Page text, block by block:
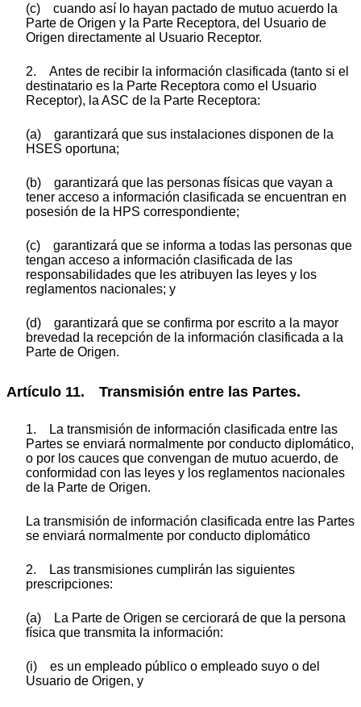
(c) cuando así lo hayan pactado de mutuo acuerdo la
Parte de Origen y la Parte Receptora, del Usuario de
Origen directamente al Usuario Receptor.
2. Antes de recibir la información clasificada (tanto si el
destinatario es la Parte Receptora como el Usuario
Receptor), la ASC de la Parte Receptora:
(a) garantizará que sus instalaciones disponen de la
HSES oportuna;
(b) garantizará que las personas físicas que vayan a
tener acceso a información clasificada se encuentran en
posesión de la HPS correspondiente;
(c) garantizará que se informa a todas las personas que
tengan acceso a información clasificada de las
responsabilidades que les atribuyen las leyes y los
reglamentos nacionales; y
(d) garantizará que se confirma por escrito a la mayor
brevedad la recepción de la información clasificada a la
Parte de Origen.
Artículo 11. Transmisión entre las Partes.
1. La transmisión de información clasificada entre las
Partes se enviará normalmente por conducto diplomático,
o por los cauces que convengan de mutuo acuerdo, de
conformidad con las leyes y los reglamentos nacionales
de la Parte de Origen.
La transmisión de información clasificada entre las Partes
se enviará normalmente por conducto diplomático
2. Las transmisiones cumplirán las siguientes
prescripciones:
(a) La Parte de Origen se cerciorará de que la persona
física que transmita la información:
(i) es un empleado público o empleado suyo o del
Usuario de Origen, y